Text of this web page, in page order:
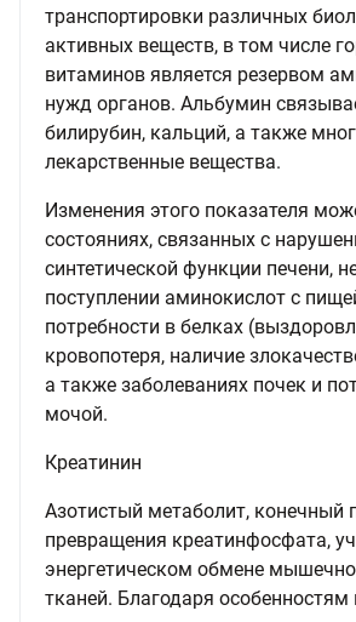
транспортировки различных
активных веществ, в том числе
витаминов является резервом
нужд органов. Альбумин
билирубин, кальций, а также
лекарственные вещества.
Изменения этого показателя
состояниях, связанных с
синтетической функции печени,
поступлении аминокислот с
потребности в белках
кровопотеря, наличие
а также заболеваниях почек и
мочой.
Креатинин
Азотистый метаболит, конечный
превращения креатинфосфата,
энергетическом обмене
тканей. Благодаря